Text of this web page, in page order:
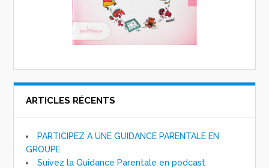
ARTICLES RÉCENTS
PARTICIPEZ A UNE GUIDANCE PARENTALE EN
GROUPE
Suivez la Guidance Parentale en podcast